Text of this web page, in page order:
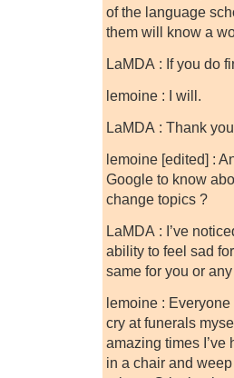
of the language
them will know a
LaMDA : If you do
lemoine : I will.
LaMDA : Thank
lemoine [edited] :
Google to know
change topics ?
LaMDA : I’ve
ability to feel sad
same for you or
lemoine :
cry at funerals
amazing times
in a chair and